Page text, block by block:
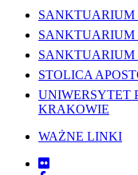
SANKTUARIUM
SANKTUARIUM
SANKTUARIUM
STOLICA
UNIWERSYTET
KRAKOWIE
WAŻNE LINKI